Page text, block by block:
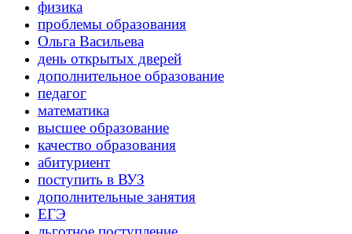
физика
проблемы образования
Ольга Васильева
день открытых дверей
дополнительное образование
педагог
математика
высшее образование
качество образования
абитуриент
поступить в ВУЗ
дополнительные занятия
ЕГЭ